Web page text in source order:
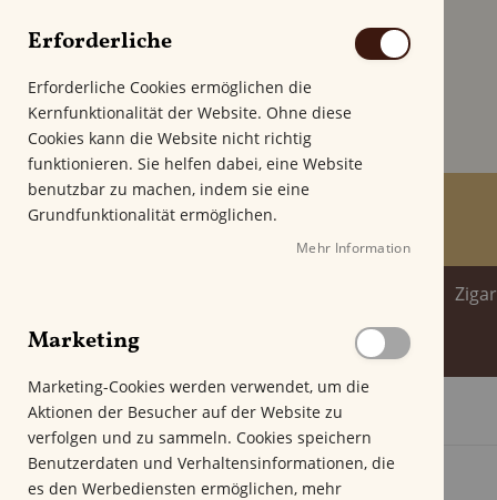
Spirituosenwelt
Startseite Aladino Cameroon Robusto
Z
u
Erforderliche
Erforderliche Cookies ermöglichen die
Kernfunktionalität der Website. Ohne diese
Cookies kann die Website nicht richtig
funktionieren. Sie helfen dabei, eine Website
benutzbar zu machen, indem sie eine
Grundfunktionalität ermöglichen.
Mehr Information
Marketing
Marketing-Cookies werden verwendet, um die
Aktionen der Besucher auf der Website zu
verfolgen und zu sammeln. Cookies speichern
Benutzerdaten und Verhaltensinformationen, die
es den Werbediensten ermöglichen, mehr